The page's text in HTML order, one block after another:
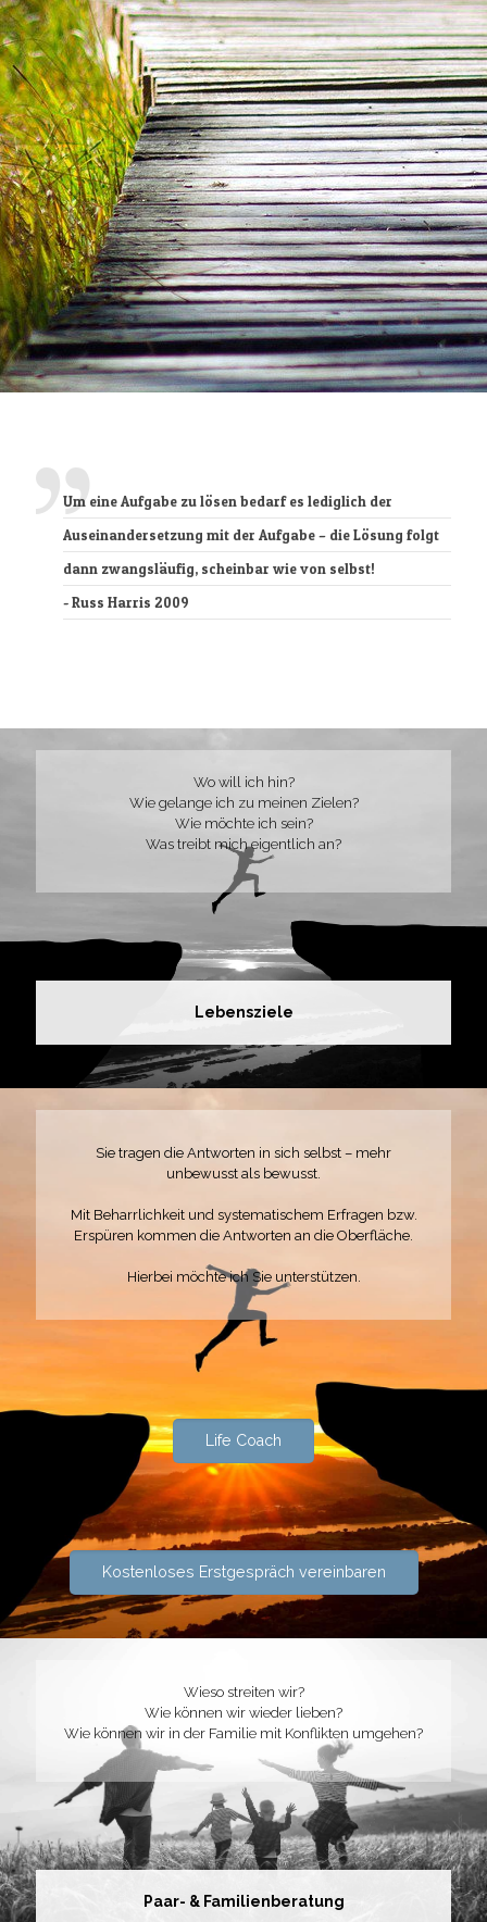
Um eine Aufgabe zu lösen bedarf es lediglich der
Auseinandersetzung mit der Aufgabe – die Lösung folgt
dann zwangsläufig, scheinbar wie von selbst!
- Russ Harris 2009
Wo will ich hin?
Wie gelange ich zu meinen Zielen?
Wie möchte ich sein?
Was treibt mich eigentlich an?
Lebensziele
Sie tragen die Antworten in sich selbst – mehr
unbewusst als bewusst.
Mit Beharrlichkeit und systematischem Erfragen bzw.
Erspüren kommen die Antworten an die Oberfläche.
Hierbei möchte ich Sie unterstützen.
Life Coach
Kostenloses Erstgespräch vereinbaren
Wieso streiten wir?
Wie können wir wieder lieben?
Wie können wir in der Familie mit Konflikten umgehen?
Paar- & Familienberatung